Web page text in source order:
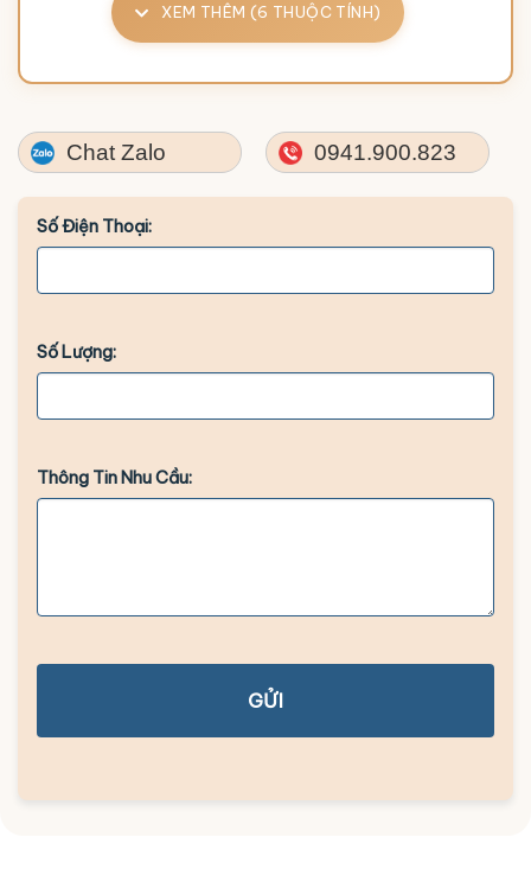
XEM THÊM (6 THUỘC TÍNH)
Chat Zalo 0941.900.823
Số Điện Thoại:
Số Lượng:
Thông Tin Nhu Cầu:
GỬI